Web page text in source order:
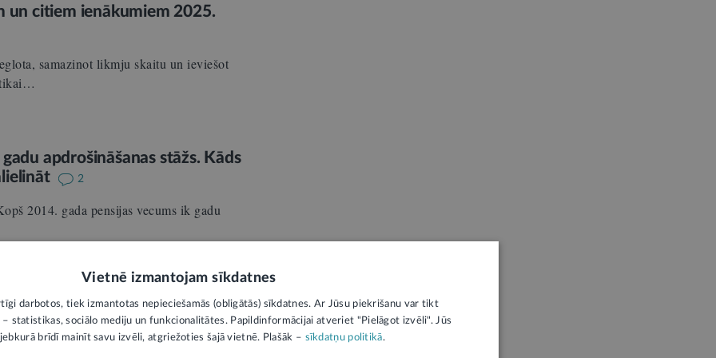
un citiem ienākumiem 2025.
samazinot likmju skaitu un ieviešot
tikai…
apdrošināšanas stāžs. Kāds
2
2014. gada pensijas vecums ik gadu
Galvenās izmaiņas paredz
Vietnē izmantojam sīkdatnes
darbotos, tiek izmantotas nepieciešamās (obligātās) sīkdatnes. Ar Jūsu piekrišanu var tikt
statistikas, sociālo mediju un funkcionalitātes. Papildinformācijai atveriet "Pielāgot izvēli". Jūs
brīdī mainīt savu izvēli, atgriežoties šajā vietnē. Plašāk – sīkdatņu politikā.